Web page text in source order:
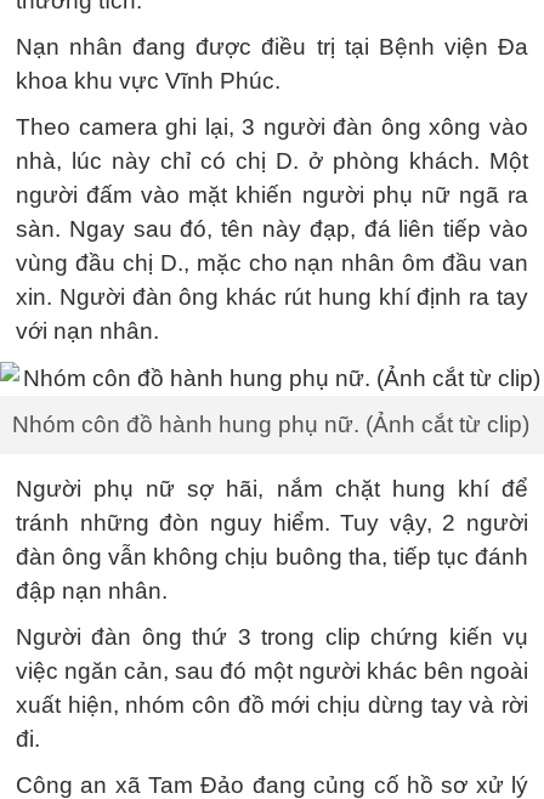
Nạn nhân đang được điều trị tại Bệnh viện Đa
khoa khu vực Vĩnh Phúc.
Theo camera ghi lại, 3 người đàn ông xông vào
nhà, lúc này chỉ có chị D. ở phòng khách. Một
người đấm vào mặt khiến người phụ nữ ngã ra
sàn. Ngay sau đó, tên này đạp, đá liên tiếp vào
vùng đầu chị D., mặc cho nạn nhân ôm đầu van
xin. Người đàn ông khác rút hung khí định ra tay
với nạn nhân.
Nhóm côn đồ hành hung phụ nữ. (Ảnh cắt từ clip)
Người phụ nữ sợ hãi, nắm chặt hung khí để
tránh những đòn nguy hiểm. Tuy vậy, 2 người
đàn ông vẫn không chịu buông tha, tiếp tục đánh
đập nạn nhân.
Người đàn ông thứ 3 trong clip chứng kiến vụ
việc ngăn cản, sau đó một người khác bên ngoài
xuất hiện, nhóm côn đồ mới chịu dừng tay và rời
đi.
Công an xã Tam Đảo đang củng cố hồ sơ xử lý